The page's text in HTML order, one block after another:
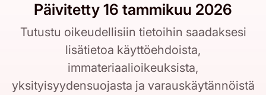
Päivitetty 16 tammikuu 2026
Tutustu oikeudellisiin tietoihin saadaksesi
lisätietoa käyttöehdoista,
immateriaalioikeuksista,
yksityisyydensuojasta ja varauskäytännöistä